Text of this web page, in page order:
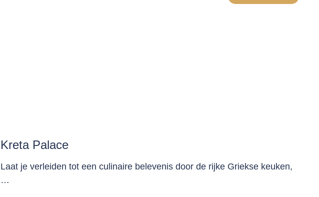
Kreta Palace
Laat je verleiden tot een culinaire belevenis door de rijke Griekse keuken,
…